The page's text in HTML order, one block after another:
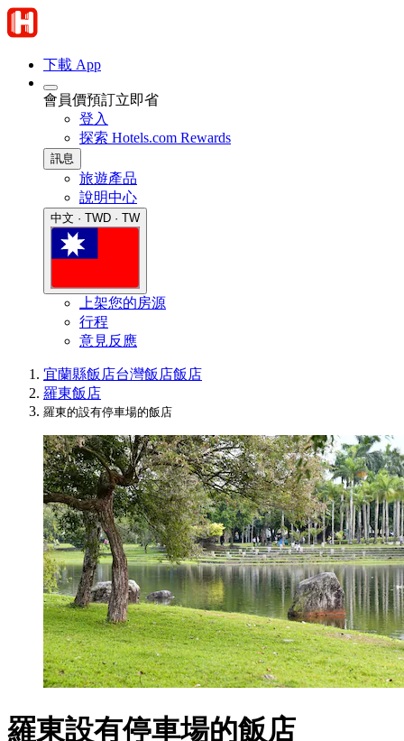
下載 App
會員價預訂立即省
登入
探索 Hotels.com Rewards
訊息
旅遊產品
說明中心
中文 · TWD · TW
上架您的房源
行程
意見反應
宜蘭縣飯店台灣飯店飯店
羅東飯店
羅東的設有停車場的飯店
羅東設有停車場的飯店